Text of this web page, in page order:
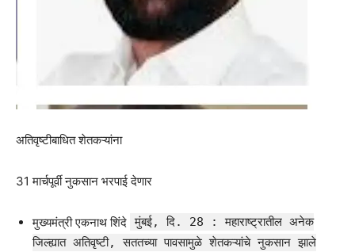
अतिवृष्टीबाधित शेतकऱ्यांना
31 मार्चपूर्वी नुकसान भरपाई देणार
मुख्यमंत्री एकनाथ शिंदे मुंबई, दि. 28 : महाराष्ट्रातील अनेक
जिल्ह्यात अतिवृष्टी, सततच्या पावसामुळे शेतकऱ्यांचे नुकसान झाले